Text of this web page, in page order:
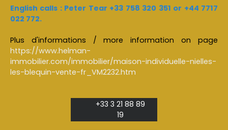
English calls : Peter Tear +33 758 320 351 or +44 7717
022 772.
Plus d'informations / more information on page
https://www.helman-
immobilier.com/immobilier/maison-individuelle-nielles-
les-blequin-vente-fr_VM2232.htm
+33 3 21 88 89
19